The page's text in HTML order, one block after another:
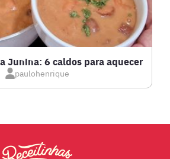
PASTAS
Junina: 6 caldos para aquecer
paulohenrique